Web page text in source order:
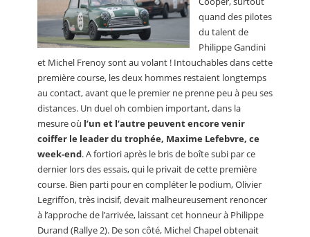
quand des pilotes
du talent de
Philippe Gandini
et Michel Frenoy sont au volant ! Intouchables dans cette
première course, les deux hommes restaient longtemps
au contact, avant que le premier ne prenne peu à peu ses
distances. Un duel oh combien important, dans la
mesure où l’un et l’autre peuvent encore venir
coiffer le leader du trophée, Maxime Lefebvre, ce
week-end. A fortiori après le bris de boîte subi par ce
dernier lors des essais, qui le privait de cette première
course. Bien parti pour en compléter le podium, Olivier
Legriffon, très incisif, devait malheureusement renoncer
à l’approche de l’arrivée, laissant cet honneur à Philippe
Durand (Rallye 2). De son côté, Michel Chapel obtenait